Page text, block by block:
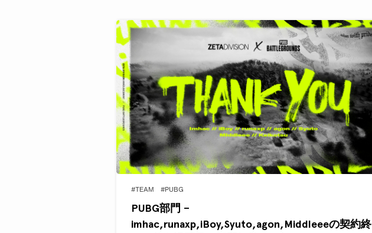
#TEAM #PUBG
PUBG部門 –
imhac,runaxp,iBoy,Syuto,agon,Middleeeの契約終